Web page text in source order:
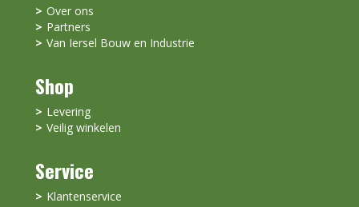
Over ons
Partners
Van Iersel Bouw en Industrie
Shop
Levering
Veilig winkelen
Service
Klantenservice